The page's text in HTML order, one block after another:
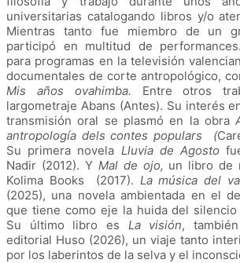
universitarias catalogando libros y/o
Mientras tanto fue miembro de un
participó en multitud de
para programas en la televisión
documentales de corte antropológico,
Mis años ovahimba. Entre otros
largometraje Abans (Antes). Su interés
transmisión oral se plasmó en la obra
antropología dels contes populars (
Su primera novela Lluvia de Agosto
Nadir (2012). Y Mal de ojo, un libro de
Kolima Books (2017). La música del
(2025), una novela ambientada en el
que tiene como eje la huida del
Su último libro es La visión,
editorial Huso (2026), un viaje tanto
por los laberintos de la selva y el